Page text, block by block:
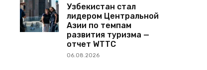
Узбекистан стал
лидером Центральной
Азии по темпам
развития туризма —
отчет WTTC
06.08.2026